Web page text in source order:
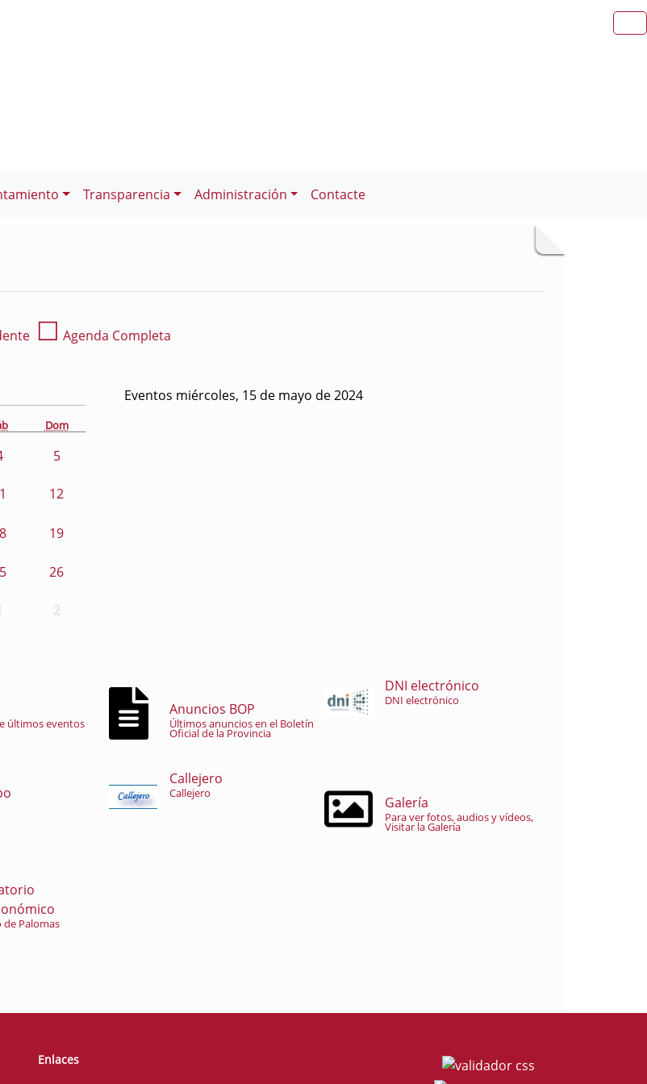
Transparencia Administración Contacte
☐ Agenda Completa
Dom
5
12
19
26
2
Eventos miércoles, 15 de mayo de 2024
últimos eventos
Anuncios BOP
Últimos anuncios en el Boletín
Oficial de la Provincia
DNI electrónico
DNI electrónico
Callejero
Callejero
Galería
Para ver fotos, audios y vídeos,
Visitar la Galería
Palomas
Enlaces